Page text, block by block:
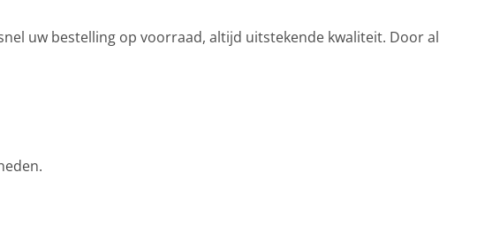
uw bestelling op voorraad, altijd uitstekende kwaliteit. Door al